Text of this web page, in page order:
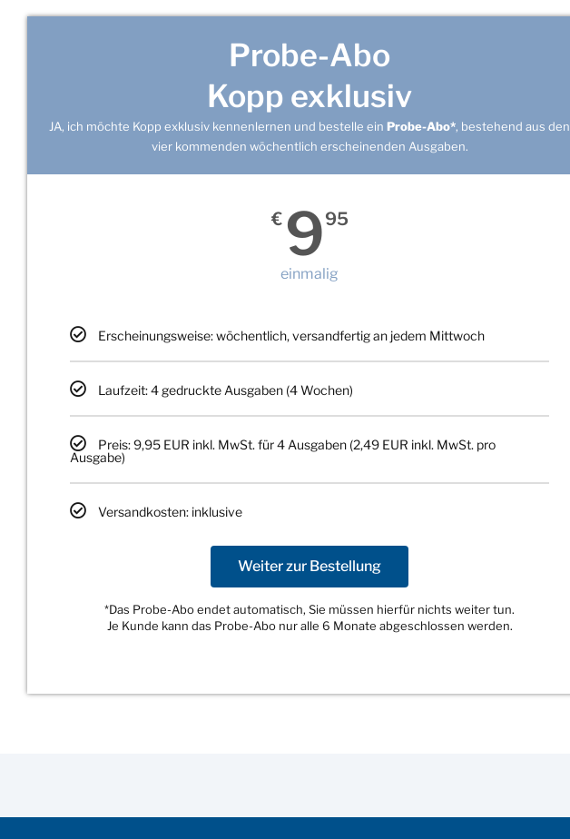
Probe-Abo
Kopp exklusiv
JA, ich möchte Kopp exklusiv kennenlernen und bestelle ein Probe-Abo*, bestehend aus den
vier kommenden wöchentlich erscheinenden Ausgaben.
€ 995
einmalig
Erscheinungsweise: wöchentlich, versandfertig an jedem Mittwoch
Laufzeit: 4 gedruckte Ausgaben (4 Wochen)
Preis: 9,95 EUR inkl. MwSt. für 4 Ausgaben (2,49 EUR inkl. MwSt. pro
Ausgabe)
Versandkosten: inklusive
Weiter zur Bestellung
*Das Probe-Abo endet automatisch, Sie müssen hierfür nichts weiter tun.
Je Kunde kann das Probe-Abo nur alle 6 Monate abgeschlossen werden.